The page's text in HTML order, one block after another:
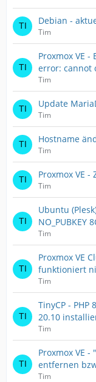
Debian -
Tim
Proxmox VE
error: cannot
Tim
Update
Tim
Hostname
Tim
Proxmox VE
Tim
Ubuntu
NO_PUBKEY
Tim
Proxmox VE
funktioniert
Tim
TinyCP -
20.10
Tim
Proxmox VE
entfernen
Tim